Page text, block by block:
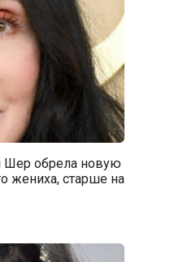
Шер обрела новую
жениха, старше на